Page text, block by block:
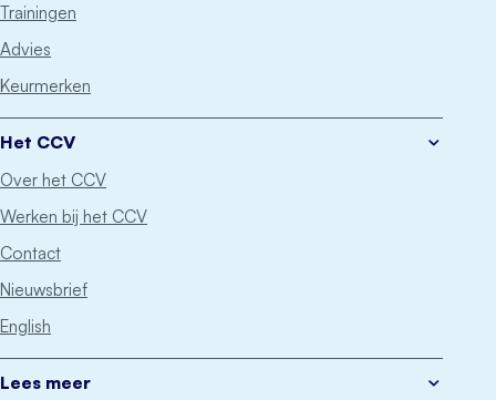
Trainingen
Advies
Keurmerken
Het CCV
Over het CCV
Werken bij het CCV
Contact
Nieuwsbrief
English
Lees meer